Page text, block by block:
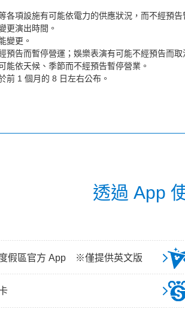
各項設施有可能依電力的供應狀況，而不經預
更演出時間。
變更。
預告而暫停營運；娛樂表演有可能不經預告而取
能依天候、季節而不經預告暫停營業。
前 1 個月的 8 日左右公布。
透過 App
假區官方 App ※僅提供英文版